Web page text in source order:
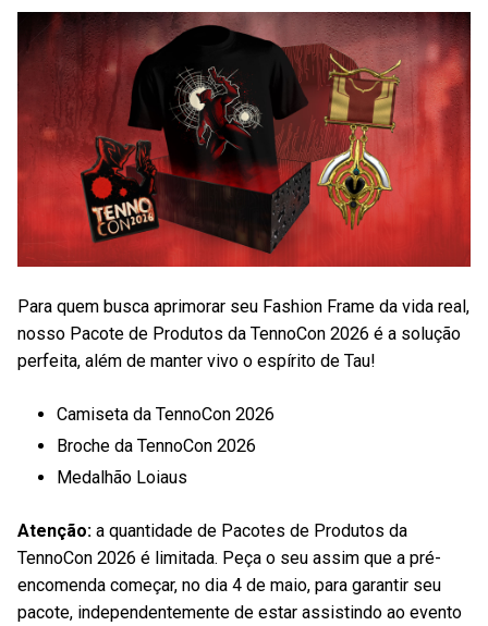
Para quem busca aprimorar seu Fashion Frame da vida real,
nosso Pacote de Produtos da TennoCon 2026 é a solução
perfeita, além de manter vivo o espírito de Tau!
Camiseta da TennoCon 2026
Broche da TennoCon 2026
Medalhão Loiaus
Atenção: a quantidade de Pacotes de Produtos da
TennoCon 2026 é limitada. Peça o seu assim que a pré-
encomenda começar, no dia 4 de maio, para garantir seu
pacote, independentemente de estar assistindo ao evento